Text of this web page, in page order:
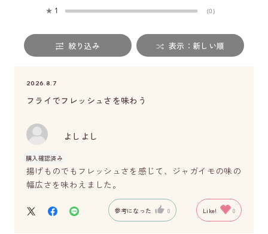
★ 1 (0)
絞り込み 表示：新しい順
2026.8.7
フライでフレッシュさを味わう
よしよし
購入確認済み
揚げものでもフレッシュさを感じて、ジャガイモの味の
幅広さを味わえました。
参考になった 0 Like! 0